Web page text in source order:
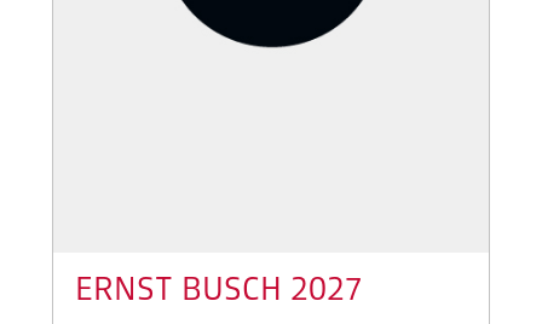
ERNST BUSCH 2027